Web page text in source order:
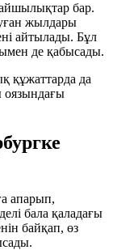
бар.
жылдары
айтылады. Бұл
де қабысады.
құжаттарда да
апарып,
бала қаладағы
байқап, өз